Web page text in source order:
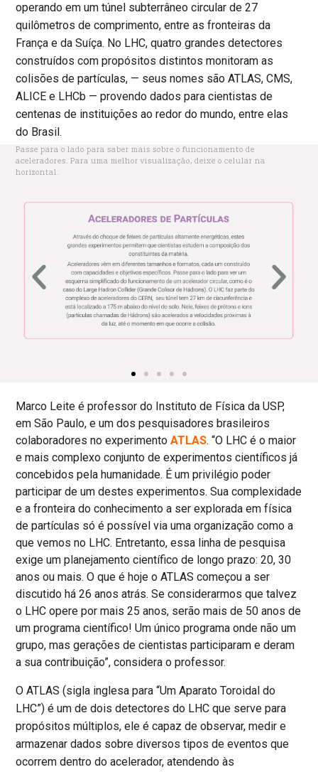
operando em um túnel subterrâneo circular de 27
quilômetros de comprimento, entre as fronteiras da
França e da Suíça. No LHC, quatro grandes detectores
construídos com propósitos distintos monitoram as
colisões de partículas, — seus nomes são ATLAS, CMS,
ALICE e LHCb — provendo dados para cientistas de
centenas de instituições ao redor do mundo, entre elas
do Brasil.
Passe para o lado para saber mais sobre o funcionamento de
aceleradores. Para uma melhor visualização, deixe o celular na
horizontal.
Marco Leite é professor do Instituto de Física da USP,
em São Paulo, e um dos pesquisadores brasileiros
colaboradores no experimentoATLAS. “O LHC é o maior
e mais complexo conjunto de experimentos científicos já
concebidos pela humanidade. É um privilégio poder
participar de um destes experimentos. Sua complexidade
e a fronteira do conhecimento a ser explorada em física
de partículas só é possível via uma organização como a
que vemos no LHC. Entretanto, essa linha de pesquisa
exige um planejamento científico de longo prazo: 20, 30
anos ou mais. O que é hoje o ATLAS começou a ser
discutido há 26 anos atrás. Se considerarmos que talvez
o LHC opere por mais 25 anos, serão mais de 50 anos de
um programa científico! Um único programa onde não um
grupo, mas gerações de cientistas participaram e deram
a sua contribuição”, considera o professor.
O ATLAS (sigla inglesa para “Um Aparato Toroidal do
LHC”) é um de dois detectores do LHC que serve para
propósitos múltiplos, ele é capaz de observar, medir e
armazenar dados sobre diversos tipos de eventos que
ocorrem dentro do acelerador, atendendo às